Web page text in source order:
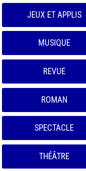
JEUX ET APPLIS
MUSIQUE
REVUE
ROMAN
SPECTACLE
THÉÂTRE